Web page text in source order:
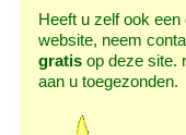
Heeft u zelf ook
website, neem
gratis op deze site.
aan u toegezonden.